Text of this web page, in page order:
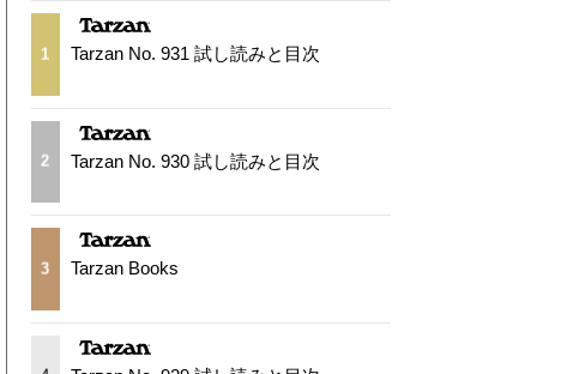
1 Tarzan No. 931 試し読みと目次
2 Tarzan No. 930 試し読みと目次
3 Tarzan Books